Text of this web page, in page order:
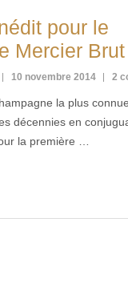
pour le
Mercier Brut
10 novembre 2014 2
la plus
décennies en
la première …